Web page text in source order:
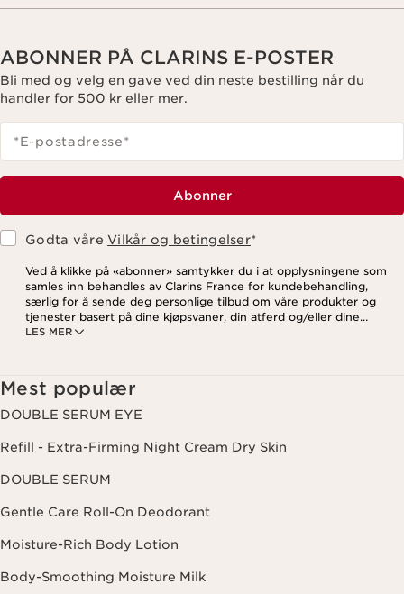
ABONNER PÅ CLARINS E-POSTER
Bli med og velg en gave ved din neste bestilling når du
handler for 500 kr eller mer.
*E-postadresse*
Abonner
Godta våreVilkår og betingelser*
LES MER
Ved å klikke på «abonner» samtykker du i at opplysningene som
samles inn behandles av Clarins France for kundebehandling,
særlig for å sende deg personlige tilbud om våre produkter og
tjenester basert på dine kjøpsvaner, din atferd og/eller dine
interesser, inkludert visning på sosiale medier og
avmeldingslenken i hvert nyhetsbrev. For mer informasjon om
hvordan vi behandler dine data og dine rettigheter, vennligst se
vår personvernerklæring
Mest populær
DOUBLE SERUM EYE
Refill - Extra-Firming Night Cream Dry Skin
DOUBLE SERUM
Gentle Care Roll-On Deodorant
Moisture-Rich Body Lotion
Body-Smoothing Moisture Milk